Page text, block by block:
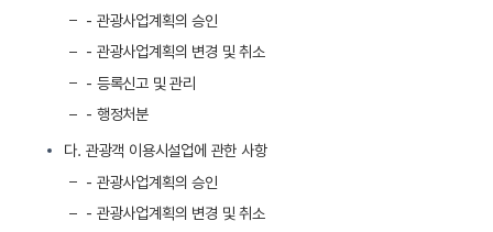
- 관광사업계획의 승인
- 관광사업계획의 변경 및 취소
- 등록신고 및 관리
- 행정처분
다. 관광객 이용시설업에 관한 사항
- 관광사업계획의 승인
- 관광사업계획의 변경 및 취소